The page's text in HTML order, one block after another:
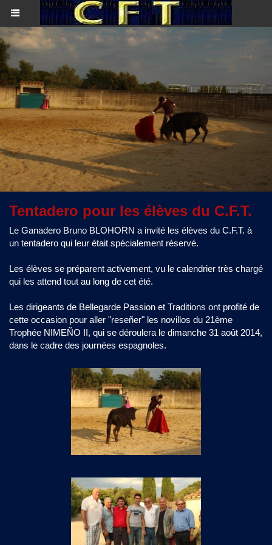
Tentadero pour les élèves du C.F.T.
Le Ganadero Bruno BLOHORN a invité les élèves du C.F.T. à
un tentadero qui leur était spécialement réservé.
Les élèves se préparent activement, vu le calendrier très chargé
qui les attend tout au long de cet été.
Les dirigeants de Bellegarde Passion et Traditions ont profité de
cette occasion pour aller "reseñer" les novillos du 21ème
Trophée NIMEÑO II, qui se déroulera le dimanche 31 août 2014,
dans le cadre des journées espagnoles.